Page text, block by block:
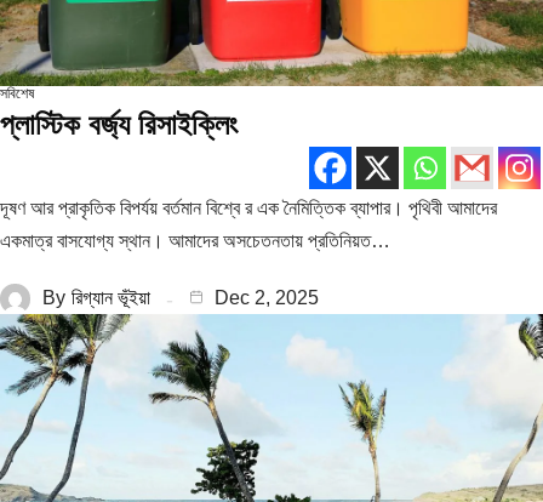
সবিশেষ
প্লাস্টিক বর্জ্য রিসাইক্লিং
দূষণ আর প্রাকৃতিক বিপর্যয় বর্তমান বিশ্বে র এক নৈমিত্তিক ব্যাপার। পৃথিবী আমাদের
একমাত্র বাসযোগ্য স্থান। আমাদের অসচেতনতায় প্রতিনিয়ত…
By রিগ্যান ভূঁইয়া Dec 2, 2025